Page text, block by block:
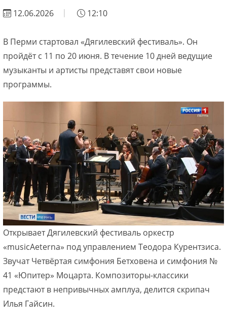
12.06.2026 12:10
В Перми стартовал «Дягилевский фестиваль». Он
пройдёт с 11 по 20 июня. В течение 10 дней ведущие
музыканты и артисты представят свои новые
программы.
Открывает Дягилевский фестиваль оркестр
«musicAeterna» под управлением Теодора Курентзиса.
Звучат Четвёртая симфония Бетховена и симфония №
41 «Юпитер» Моцарта. Композиторы-классики
предстают в непривычных амплуа, делится скрипач
Илья Гайсин.